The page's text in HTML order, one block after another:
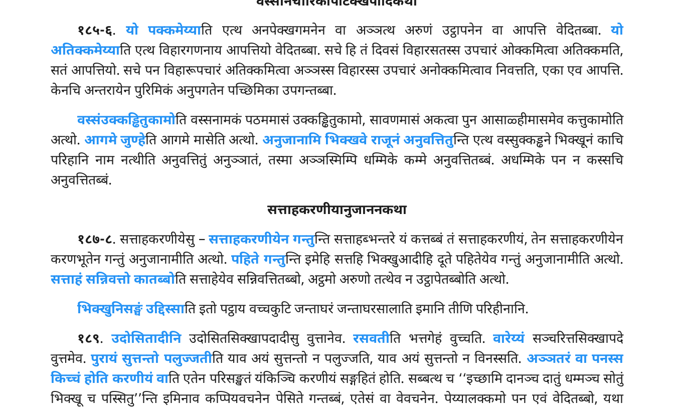
१८५-६. यो पक्कमेय्याति एत्थ अनपेक्खगमनेन वा अञ्ञत्थ अरुणं उट्ठापनेन वा आपत्ति वेदितब्बा.यो
अतिक्कमेय्याति एत्थ विहारगणनाय आपत्तियो वेदितब्बा. सचे हि तं दिवसं विहारसतस्स उपचारं ओक्कमित्वा अतिक्कमति,
सतं आपत्तियो. सचे पन विहारूपचारं अतिक्कमित्वा अञ्ञस्स विहारस्स उपचारं अनोक्कमित्वाव निवत्तति, एका एव आपत्ति.
केनचि अन्तरायेन पुरिमिकं अनुपगतेन पच्छिमिका उपगन्तब्बा.
वस्संउक्कड्ढितुकामोति वस्सनामकंपठममासं उक्कड्ढितुकामो, सावणमासं अकत्वा पुन आसाळ्हीमासमेव कत्तुकामोति
अत्थो. आगमे जुण्हेति आगमे मासेति अत्थो. अनुजानामि भिक्खवे राजूनं अनुवत्तितुन्ति एत्थ वस्सुक्कड्ढने भिक्खूनं काचि
परिहानि नाम नत्थीति अनुवत्तितुं अनुञ्ञातं, तस्मा अञ्ञस्मिम्पि धम्मिके कम्मे अनुवत्तितब्बं. अधम्मिके पन न कस्सचि
अनुवत्तितब्बं.
सत्ताहकरणीयानुजाननकथा
१८७-८. सत्ताहकरणीयेसु –सत्ताहकरणीयेन गन्तुन्ति सत्ताहब्भन्तरे यं कत्तब्बं तं सत्ताहकरणीयं, तेन सत्ताहकरणीयेन
करणभूतेन गन्तुं अनुजानामीति अत्थो.पहिते गन्तुन्ति इमेहि सत्तहि भिक्खुआदीहि दूते पहितेयेव गन्तुं अनुजानामीति अत्थो.
सत्ताहं सन्निवत्तो कातब्बोति सत्ताहेयेव सन्निवत्तितब्बो, अट्ठमो अरुणो तत्थेव न उट्ठापेतब्बोति अत्थो.
भिक्खुनिसङ्घं उद्दिस्साति इतो पट्ठाय वच्चकुटि जन्ताघरं जन्ताघरसालाति इमानि तीणि परिहीनानि.
१८९.उदोसितादीनिउदोसितसिक्खापदादीसु वुत्तानेव.रसवतीति भत्तगेहं वुच्चति.वारेय्यंसञ्चरित्तसिक्खापदे
वुत्तमेव.पुरायं सुत्तन्तो पलुज्जतीति याव अयं सुत्तन्तो न पलुज्जति, याव अयं सुत्तन्तो न विनस्सति. अञ्ञतरं वा पनस्स
किच्चं होति करणीयं वाति एतेन परिसङ्खतं यंकिञ्चि करणीयं सङ्गहितं होति. सब्बत्थ च ‘‘इच्छामि दानञ्च दातुं धम्मञ्च सोतुं
भिक्खू च पस्सितु’’न्ति इमिनाव कप्पियवचनेन पेसिते गन्तब्बं, एतेसं वा वेवचनेन. पेय्यालक्कमो पन एवं वेदितब्बो, यथा